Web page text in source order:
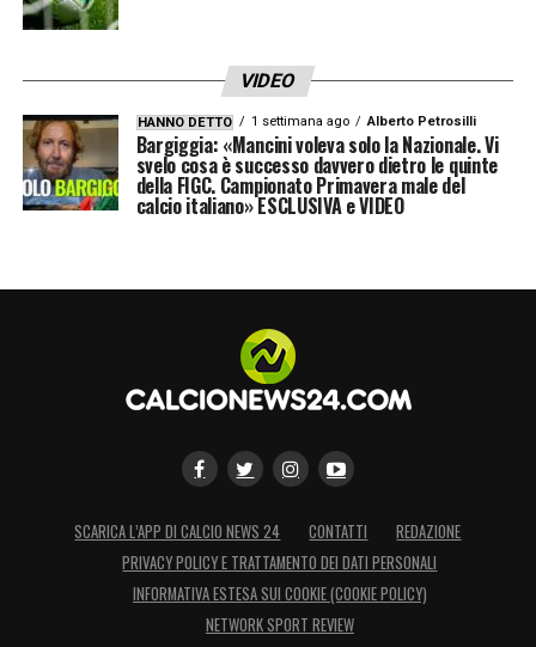
VIDEO
HANNO DETTO 1 settimana ago Alberto Petrosilli
Bargiggia: «Mancini voleva solo la Nazionale. Vi
svelo cosa è successo davvero dietro le quinte
della FIGC. Campionato Primavera male del
calcio italiano» ESCLUSIVA e VIDEO
SCARICA L’APP DI CALCIO NEWS 24 CONTATTI
REDAZIONE
PRIVACY POLICY E TRATTAMENTO DEI DATI PERSONALI
INFORMATIVA ESTESA SUI COOKIE (COOKIE POLICY)
NETWORK SPORT REVIEW